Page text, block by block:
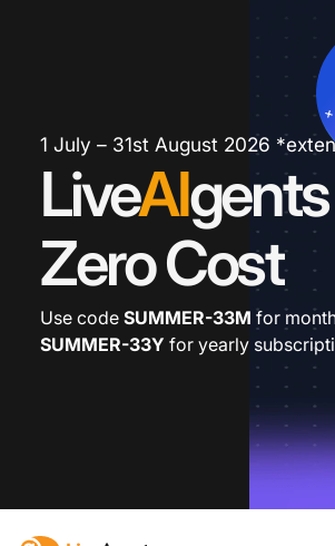
1 July – 31st August 2026
LiveAI
Zero Cost
Use code SUMMER-33M for
SUMMER-33Y for yearly